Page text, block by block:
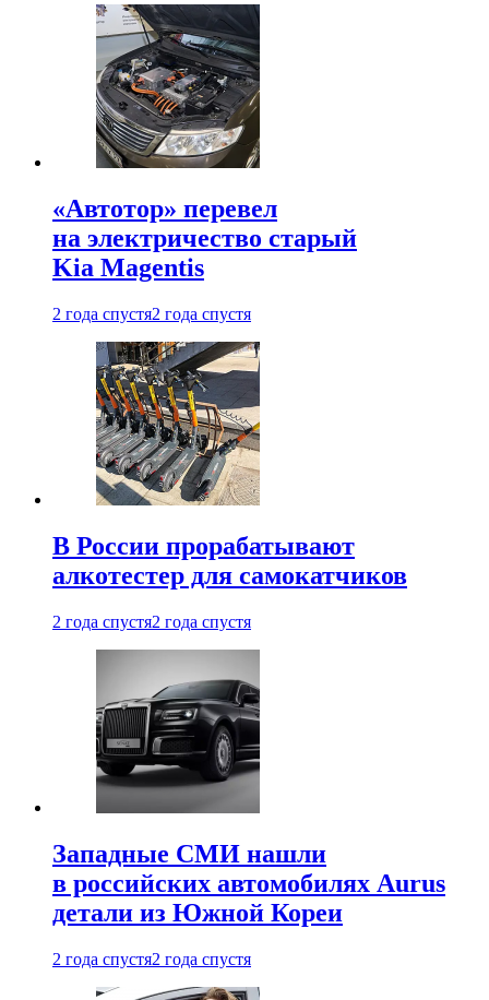
«Автотор» перевел
на электричество старый
Kia Magentis
2 года спустя2 года спустя
В России прорабатывают
алкотестер для самокатчиков
2 года спустя2 года спустя
Западные СМИ нашли
в российских автомобилях Aurus
детали из Южной Кореи
2 года спустя2 года спустя